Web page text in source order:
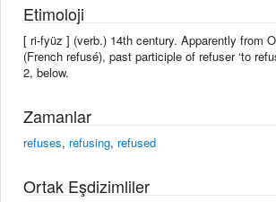
Etimoloji
[ ri-fyüz ] (verb.) 14th century. Apparently from
(French refusé), past participle of refuser ‘to
2, below.
Zamanlar
refuses, refusing, refused
Ortak Eşdizimliler